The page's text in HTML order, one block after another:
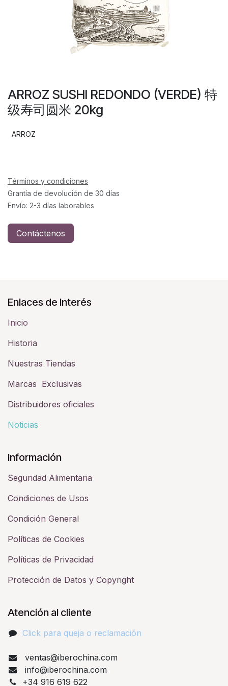
ARROZ SUSHI REDONDO (VERDE) 特
级寿司圆米 20kg
ARROZ
Términos y condiciones
Grantía de devolución de 30 días
Envío: 2-3 días laborables
Contáctenos
Enlaces de Interés
Inicio
Historia​
Nuestras Tiendas
Marcas Exclusivas
Distribuidores oficiales
Noticias
Información
Seguridad Alimentaria
Condiciones de Usos
Condición General
Políticas de Cookies
Políticas de Privacidad
Protección de Datos y Copyright
Atención al cliente
Click para queja o reclamación​
ventas@iberochina.com
info@iberochina.com
+34 916 619 622